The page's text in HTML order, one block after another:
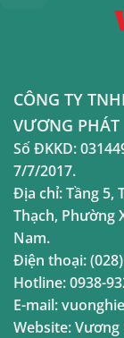
CÔNG TY
VƯƠNG PHÁT
Số ĐKKD:
7/7/2017.
Địa chỉ:Tầng 5,
Thạch, Phường
Nam.
Điện thoại:
Hotline:0938-
E-mail:
Website:Vương